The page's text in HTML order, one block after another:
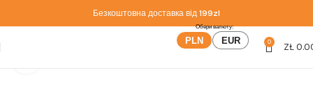
Безкоштовна доставка від 199zl
PLN EUR 0 ZŁ